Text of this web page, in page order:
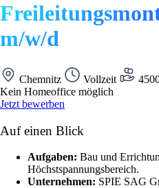
m/w/d
Chemnitz Vollzeit
Kein Homeoffice möglich
Jetzt bewerben
Auf einen Blick
Aufgaben: Bau und
Höchstspannungsbereich.
Unternehmen: SPIE SAG